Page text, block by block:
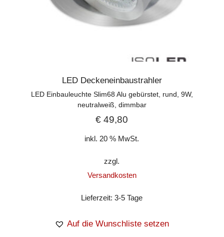
LED Deckeneinbaustrahler
LED Einbauleuchte Slim68 Alu gebürstet, rund, 9W,
neutralweiß, dimmbar
€ 49,80
inkl. 20 % MwSt.
zzgl.
Versandkosten
Lieferzeit:3-5 Tage
Auf die Wunschliste setzen